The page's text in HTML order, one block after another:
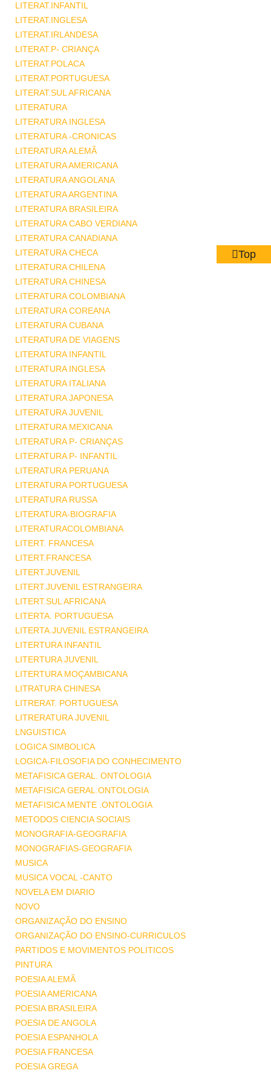
LITERAT.INFANTIL
LITERAT.INGLESA
LITERAT.IRLANDESA
LITERAT.P- CRIANÇA
LITERAT.POLACA
LITERAT.PORTUGUESA
LITERAT.SUL AFRICANA
LITERATURA
LITERATURA INGLESA
LITERATURA -CRONICAS
LITERATURA ALEMÃ
LITERATURA AMERICANA
LITERATURA ANGOLANA
LITERATURA ARGENTINA
LITERATURA BRASILEIRA
LITERATURA CABO VERDIANA
LITERATURA CANADIANA
LITERATURA CHECA
LITERATURA CHILENA
LITERATURA CHINESA
LITERATURA COLOMBIANA
LITERATURA COREANA
LITERATURA CUBANA
LITERATURA DE VIAGENS
LITERATURA INFANTIL
LITERATURA INGLESA
LITERATURA ITALIANA
LITERATURA JAPONESA
LITERATURA JUVENIL
LITERATURA MEXICANA
LITERATURA P- CRIANÇAS
LITERATURA P- INFANTIL
LITERATURA PERUANA
LITERATURA PORTUGUESA
LITERATURA RUSSA
LITERATURA-BIOGRAFIA
LITERATURACOLOMBIANA
LITERT. FRANCESA
LITERT.FRANCESA
LITERT.JUVENIL
LITERT.JUVENIL ESTRANGEIRA
LITERT.SUL AFRICANA
LITERTA. PORTUGUESA
LITERTA.JUVENIL ESTRANGEIRA
LITERTURA INFANTIL
LITERTURA JUVENIL
LITERTURA MOÇAMBICANA
LITRATURA CHINESA
LITRERAT. PORTUGUESA
LITRERATURA JUVENIL
LNGUISTICA
LOGICA SIMBOLICA
LOGICA-FILOSOFIA DO CONHECIMENTO
METAFISICA GERAL. ONTOLOGIA
METAFISICA GERAL.ONTOLOGIA
METAFISICA MENTE .ONTOLOGIA
METODOS CIENCIA SOCIAIS
MONOGRAFIA-GEOGRAFIA
MONOGRAFIAS-GEOGRAFIA
MUSICA
MUSICA VOCAL -CANTO
NOVELA EM DIARIO
NOVO
ORGANIZAÇÃO DO ENSINO
ORGANIZAÇÃO DO ENSINO-CURRICULOS
PARTIDOS E MOVIMENTOS POLITICOS
PINTURA
POESIA ALEMÃ
POESIA AMERICANA
POESIA BRASILEIRA
POESIA DE ANGOLA
POESIA ESPANHOLA
POESIA FRANCESA
POESIA GREGA
Top